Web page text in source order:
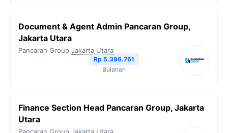
Document & Agent Admin Pancaran Group,
Jakarta Utara
Pancaran Group Jakarta Utara
Rp 5.396.761
Bulanan
Finance Section Head Pancaran Group, Jakarta
Utara